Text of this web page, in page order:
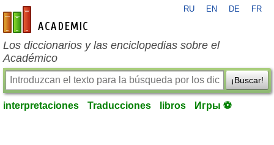
es-academic.com
RU EN DE FR
Los diccionarios y las enciclopedias sobre el
Académico
¡Buscar!
interpretaciones Traducciones libros Игры ⚽